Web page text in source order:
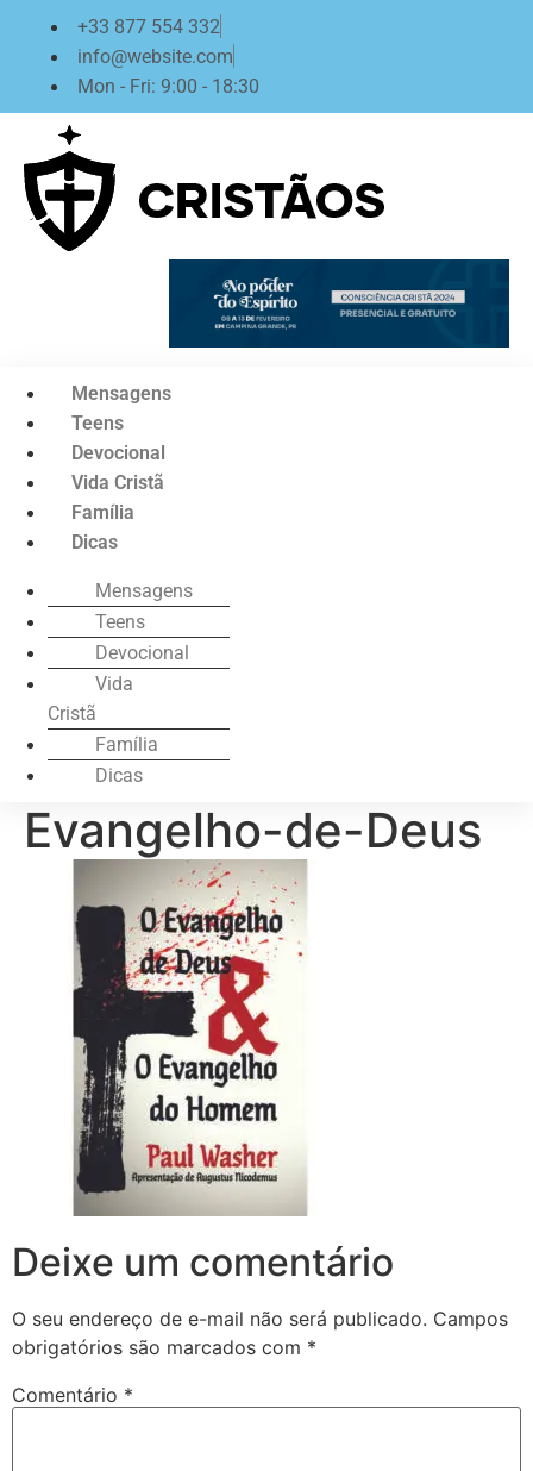
conteúdo
+33 877 554 332
info@website.com
Mon - Fri: 9:00 - 18:30
Mensagens
Teens
Devocional
Vida Cristã
Família
Dicas
Mensagens
Teens
Devocional
Vida
Cristã
Família
Dicas
Evangelho-de-Deus
Deixe um comentário
O seu endereço de e-mail não será publicado. Campos
obrigatórios são marcados com *
Comentário *